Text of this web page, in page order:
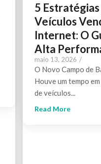
5
Veículos
Internet: O
Alta
maio 13, 2026 /
O Novo Campo de
Houve um tempo
de veículos...
Read More